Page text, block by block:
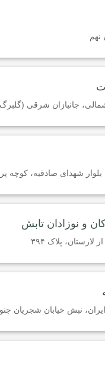
نهم
شمالی، جانبازان شرقی
شهدای صادقیه، کوچه
و نوزادان تابش
پلاک ۳۹۴